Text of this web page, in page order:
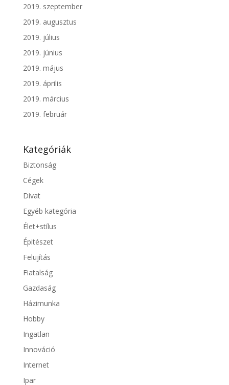
2019. szeptember
2019. augusztus
2019. július
2019. június
2019. május
2019. április
2019. március
2019. február
Kategóriák
Biztonság
Cégek
Divat
Egyéb kategória
Élet+stílus
Épitészet
Felujítás
Fiatalság
Gazdaság
Házimunka
Hobby
Ingatlan
Innováció
Internet
Ipar